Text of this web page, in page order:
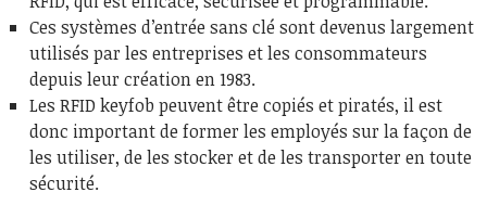
Ces systèmes d’entrée sans clé sont devenus largement
utilisés par les entreprises et les consommateurs
depuis leur création en 1983.
Les RFID keyfob peuvent être copiés et piratés, il est
donc important de former les employés sur la façon de
les utiliser, de les stocker et de les transporter en toute
sécurité.